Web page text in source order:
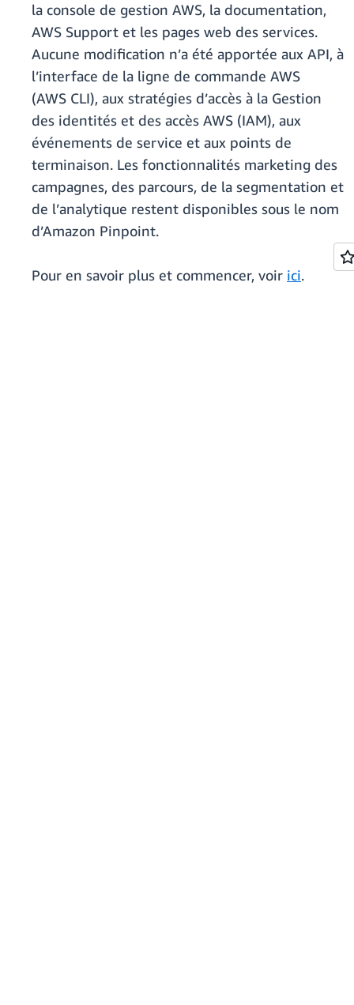
la console de gestion AWS, la documentation,
AWS Support et les pages web des services.
Aucune modification n’a été apportée aux API, à
l’interface de la ligne de commande AWS
(AWS CLI), aux stratégies d’accès à la Gestion
des identités et des accès AWS (IAM), aux
événements de service et aux points de
terminaison. Les fonctionnalités marketing des
campagnes, des parcours, de la segmentation et
de l’analytique restent disponibles sous le nom
d’Amazon Pinpoint.
Pour en savoir plus et commencer, voir ici.